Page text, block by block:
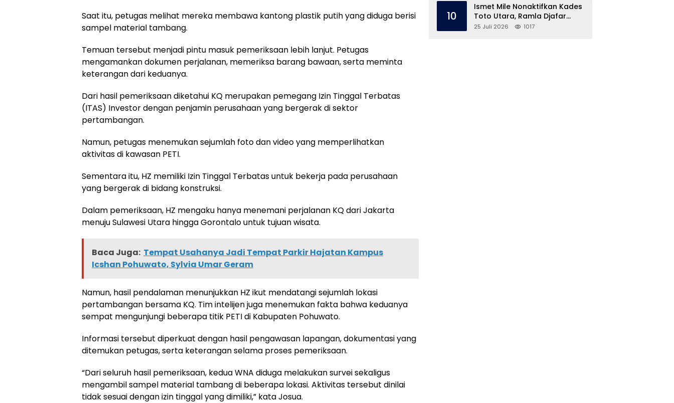
Saat itu, petugas melihat mereka membawa kantong plastik putih yang diduga berisi
sampel material tambang.
Temuan tersebut menjadi pintu masuk pemeriksaan lebih lanjut. Petugas
mengamankan dokumen perjalanan, memeriksa barang bawaan, serta meminta
keterangan dari keduanya.
Dari hasil pemeriksaan diketahui KQ merupakan pemegang Izin Tinggal Terbatas
(ITAS) Investor dengan penjamin perusahaan yang bergerak di sektor
pertambangan.
Namun, petugas menemukan sejumlah foto dan video yang memperlihatkan
aktivitas di kawasan PETI.
Sementara itu, HZ memiliki Izin Tinggal Terbatas untuk bekerja pada perusahaan
yang bergerak di bidang konstruksi.
Dalam pemeriksaan, HZ mengaku hanya menemani perjalanan KQ dari Jakarta
menuju Sulawesi Utara hingga Gorontalo untuk tujuan wisata.
Baca Juga: Tempat Usahanya Jadi Tempat Parkir Hajatan Kampus
Icshan Pohuwato, Sylvia Umar Geram
Namun, hasil pendalaman menunjukkan HZ ikut mendatangi sejumlah lokasi
pertambangan bersama KQ. Tim intelijen juga menemukan fakta bahwa keduanya
sempat mengunjungi beberapa titik PETI di Kabupaten Pohuwato.
Informasi tersebut diperkuat dengan hasil pengawasan lapangan, dokumentasi yang
ditemukan petugas, serta keterangan selama proses pemeriksaan.
“Dari seluruh hasil pemeriksaan, kedua WNA diduga melakukan survei sekaligus
mengambil sampel material tambang di beberapa lokasi. Aktivitas tersebut dinilai
tidak sesuai dengan izin tinggal yang dimiliki,” kata Josua.
10
Ismet Mile Nonaktifkan Kades
Toto Utara, Ramla Djafar
Ungkap Versinya
25 Juli 2026 1017